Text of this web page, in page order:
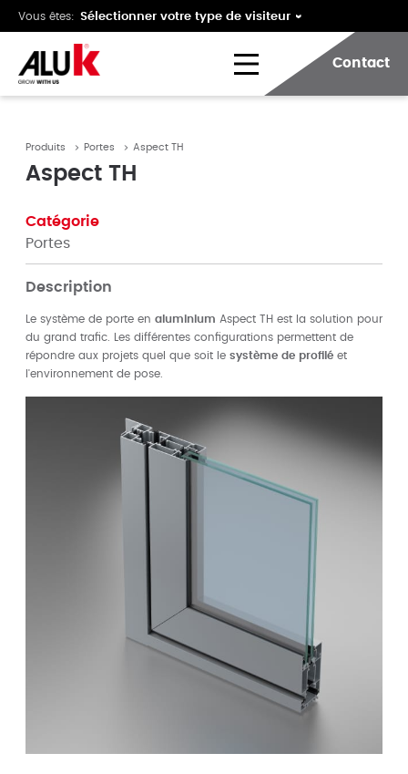
Vous êtes:
Contact
Produits Portes Aspect TH
Aspect TH
Catégorie
Portes
Description
Le système de porte en aluminium Aspect TH est la solution pour
du grand trafic. Les différentes configurations permettent de
répondre aux projets quel que soit le système de profilé et
l'environnement de pose.